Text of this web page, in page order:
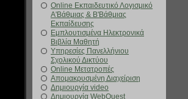
Online Εκπαιδευτικό Λογισμικό
Α'Βάθμιας & Β'Βάθμιας
Εκπαίδευσης
Εμπλουτισμένα Ηλεκτρονικά
Βιβλία Μαθητή
Υπηρεσίες Πανελλήνιου
Σχολικού Δικτύου
Online Μετατροπές
Απομακρυσμένη Διαχείριση
Δημιουργία video
Δημιουργία WebQuest